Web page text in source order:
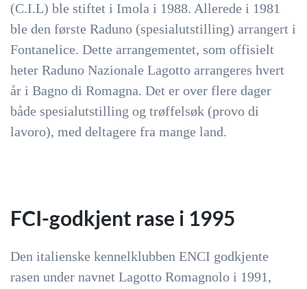
(C.I.L) ble stiftet i Imola i 1988. Allerede i 1981
ble den første Raduno (spesialutstilling) arrangert i
Fontanelice. Dette arrangementet, som offisielt
heter Raduno Nazionale Lagotto arrangeres hvert
år i Bagno di Romagna. Det er over flere dager
både spesialutstilling og trøffelsøk (provo di
lavoro), med deltagere fra mange land.
FCI-godkjent rase i 1995
Den italienske kennelklubben ENCI godkjente
rasen under navnet Lagotto Romagnolo i 1991,